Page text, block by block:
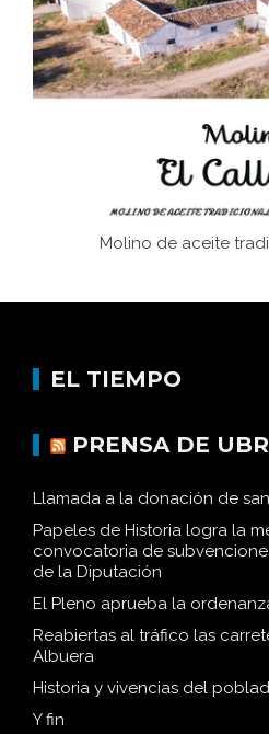
Juntar las letras. La
afán de saber a la
Historia y vivencias del
Molino de aceite
EL TIEMPO
PRENSA DE
Llamada a la donación de
Papeles de Historia logra la
convocatoria de
de la Diputación
El Pleno aprueba la
Reabiertas al tráfico las
Albuera
Historia y vivencias del
Y fin